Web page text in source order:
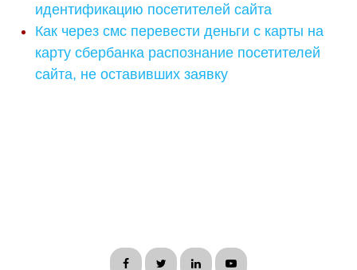
идентификацию посетителей сайта
Как через смс перевести деньги с карты на
карту сбербанка распознание посетителей
сайта, не оставивших заявку